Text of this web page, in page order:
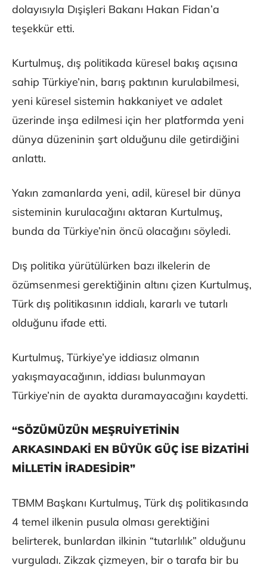
dolayısıyla Dışişleri Bakanı Hakan Fidan’a
teşekkür etti.
Kurtulmuş, dış politikada küresel bakış açısına
sahip Türkiye’nin, barış paktının kurulabilmesi,
yeni küresel sistemin hakkaniyet ve adalet
üzerinde inşa edilmesi için her platformda yeni
dünya düzeninin şart olduğunu dile getirdiğini
anlattı.
Yakın zamanlarda yeni, adil, küresel bir dünya
sisteminin kurulacağını aktaran Kurtulmuş,
bunda da Türkiye’nin öncü olacağını söyledi.
Dış politika yürütülürken bazı ilkelerin de
özümsenmesi gerektiğinin altını çizen Kurtulmuş,
Türk dış politikasının iddialı, kararlı ve tutarlı
olduğunu ifade etti.
Kurtulmuş, Türkiye’ye iddiasız olmanın
yakışmayacağının, iddiası bulunmayan
Türkiye’nin de ayakta duramayacağını kaydetti.
“SÖZÜMÜZÜN MEŞRUİYETİNİN
ARKASINDAKİ EN BÜYÜK GÜÇ İSE BİZATİHİ
MİLLETİN İRADESİDİR”
TBMM Başkanı Kurtulmuş, Türk dış politikasında
4 temel ilkenin pusula olması gerektiğini
belirterek, bunlardan ilkinin “tutarlılık” olduğunu
vurguladı. Zikzak çizmeyen, bir o tarafa bir bu